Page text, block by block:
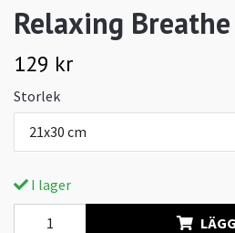
Relaxing Breathe
129 kr
Storlek
21x30 cm
I lager